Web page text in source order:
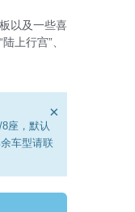
以及一些喜
上​​行宫”、
座，默认
车型请联
×